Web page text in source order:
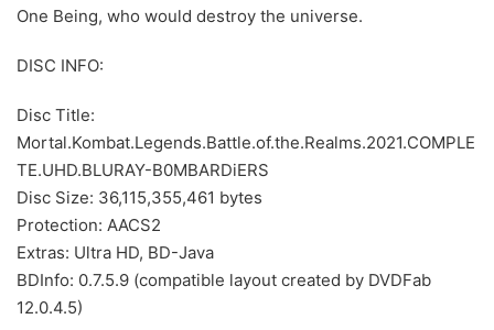
One Being, who would destroy the universe.
DISC INFO:
Disc Title:
Mortal.Kombat.Legends.Battle.of.the.Realms.2021.COMPLE
TE.UHD.BLURAY-B0MBARDiERS
Disc Size: 36,115,355,461 bytes
Protection: AACS2
Extras: Ultra HD, BD-Java
BDInfo: 0.7.5.9 (compatible layout created by DVDFab
12.0.4.5)